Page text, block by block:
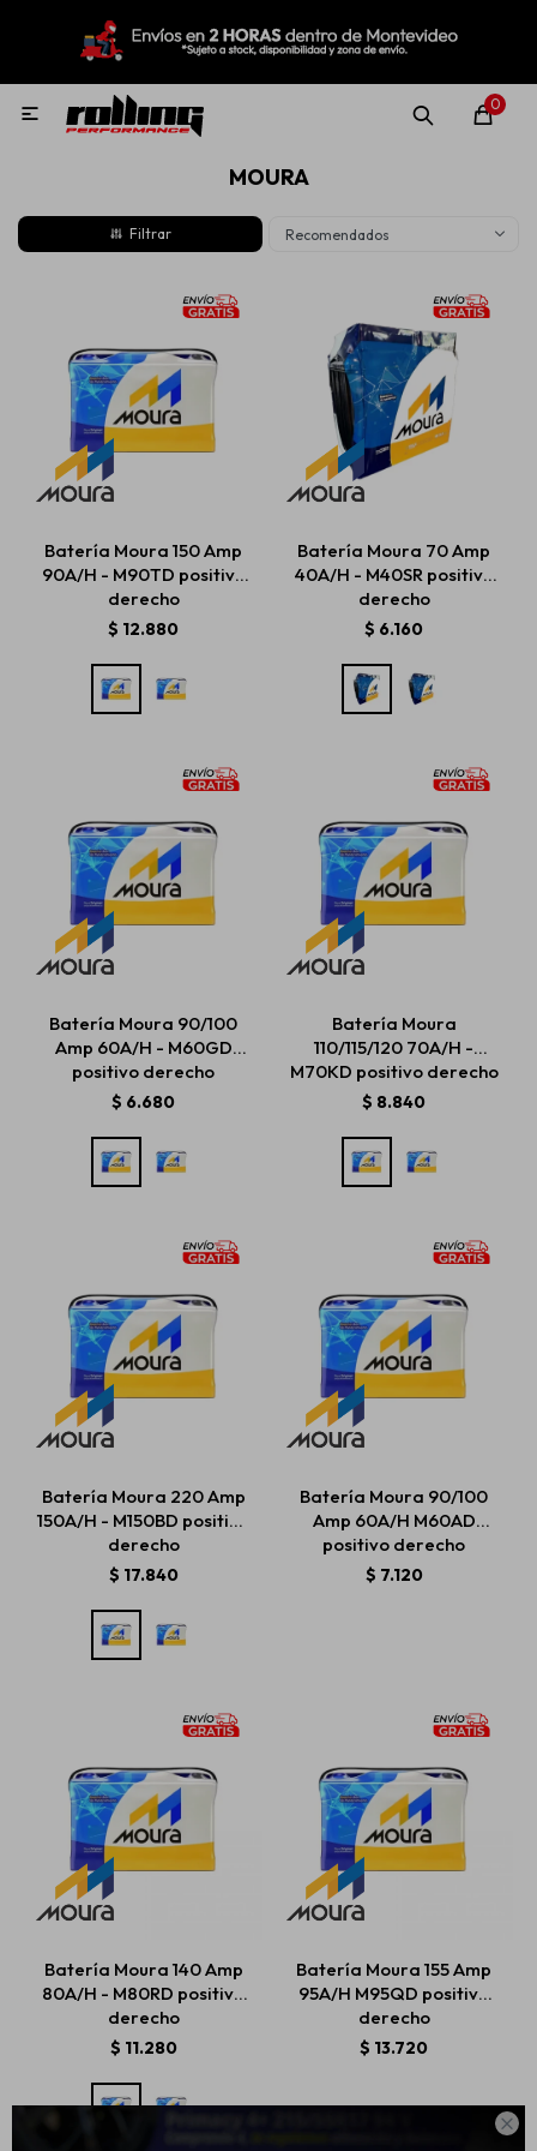

0

MOURA
Recomendados
Batería Moura 150 Amp
90A/H - M90TD positivo
derecho
$ 12.880
Batería Moura 70 Amp
40A/H - M40SR positivo
derecho
$ 6.160
Batería Moura 90/100
Amp 60A/H - M60GD
positivo derecho
$ 6.680
Batería Moura
110/115/120 70A/H -
M70KD positivo derecho
$ 8.840
Batería Moura 220 Amp
150A/H - M150BD positivo
derecho
$ 17.840
Batería Moura 90/100
Amp 60A/H M60AD
positivo derecho
$ 7.120
Batería Moura 140 Amp
80A/H - M80RD positivo
derecho
$ 11.280
Batería Moura 155 Amp
95A/H M95QD positivo
derecho
$ 13.720
MI CUENTA
Nuevo! Rolling Repuestos
Lubricantes
Aditivos
Estética automotriz
Accesorios
Repuestos
Servicios